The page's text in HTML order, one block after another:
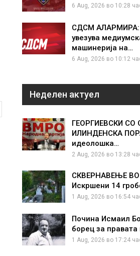
6 Aug, 2026 во 10:28
СДСМ АЛАРМИРА:
увезува
машинерија на…
6 Aug, 2026 во 10:12
Неделен актуел
ГЕОРГИЕВСКИ СО
ИЛИНДЕНСКА
идеолошка…
2 Aug, 2026 во 13:28
СКВЕРНАВЕЊЕ
Искршени 14
1 Aug, 2026 во 16:54
Почина Исмаил
борец за правата
1 Aug, 2026 во 17:24